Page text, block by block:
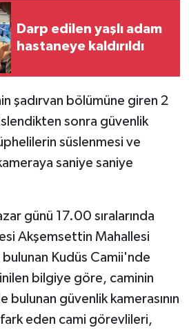
Darp edilen yaşlı adam
hastaneye kaldırıldı
şadırvan bölümüne giren 2
sonra güvenlik
süslenmesi ve
kameraya saniye saniye
günü 17.00 sıralarında
Akşemsettin Mahallesi
bulunan Kudüs Camii'nde
bilgiye göre, caminin
bulunan güvenlik kamerasının
fark eden cami görevlileri,